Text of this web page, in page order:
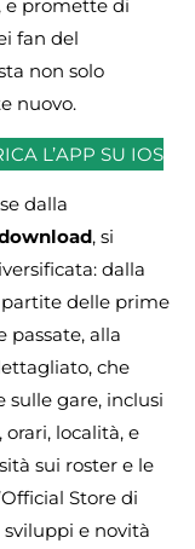
e promette di
fan del
non solo
nuovo.
L’APP SU IOS
dalla
, si
dalla
delle prime
passate, alla
che
gare, inclusi
orari, località, e
sui roster e le
Store di
sviluppi e novità